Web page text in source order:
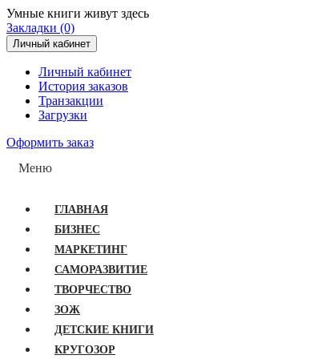
Умные книги живут здесь
Закладки (0)
Личный кабинет
Личный кабинет
История заказов
Транзакции
Загрузки
Оформить заказ
Меню
ГЛАВНАЯ
БИЗНЕС
МАРКЕТИНГ
САМОРАЗВИТИЕ
ТВОРЧЕСТВО
ЗОЖ
ДЕТСКИЕ КНИГИ
КРУГОЗОР